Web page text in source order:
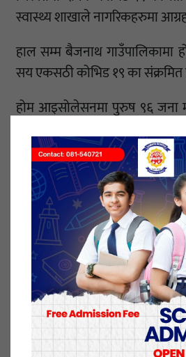
स्वास्थ्य शाखाले नागरिकहरुमा
हाल सम्म बैजनाथ
सय एकसठी कोभिड १९ का
होम आइसोलेसनमा पुरुष ९६ जना
एकसठी पुगेका छन् । उनीहरुलाई
र फोकल
पर्सनले परामर्श सेवा उपलब्ध
स्वास्थ्य शाखा प्रमुख लक्षमण
यो संख्या बृद्धि हुन नदिनका
सुरक्षित रहन आग्रह गरिएको
यसै गरी कोभिड अस्थायी
जस मध्य १० जना पुरुष र २ जना
स्टाफ नर्स लक्ष्मी रोकायाले भनिन् ।